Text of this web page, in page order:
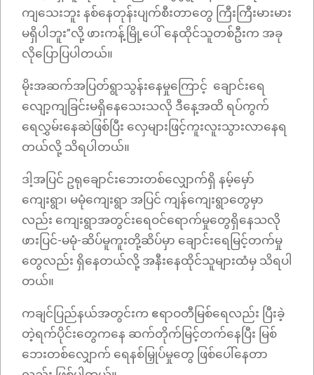
ကျသေးဘူး နစ်နေတုန်းပျက်စီးတာတွေ ကြီးကြီးမားမား
မရှိပါဘူး”လို့ ဖားကန့်မြို့ပေါ် နေထိုင်သူတစ်ဦးက အခု
လိုပြောပြပါတယ်။
မိုးအဆက်အပြတ်ရွာသွန်းနေမှုကြောင့် ချောင်းရေ
လျော့ကျခြင်းမရှိနေသေးသလို ဒီနေ့အထိ ရပ်ကွက်
ရေလွှမ်းနေဆဲဖြစ်ပြီး လှေများဖြင့်ကူးလူးသွားလာနေရ
တယ်လို့ သိရပါတယ်။
ဒါ့အပြင် ဥရုချောင်းဘေးတစ်လျှောက်ရှိ နမ့်မှော်
ကျေးရွာ၊ မမုံကျေးရွာ အပြင် ကျန်ကျေးရွာတွေမှာ
လည်း ကျေးရွာအတွင်းရေဝင်ရောက်မှုတွေရှိနေသလို
ဖားပြင်-မမုံ-ဆိပ်မူကူးတို့ဆိပ်မှာ ချောင်းရေမြင့်တက်မှု
တွေလည်း ရှိနေတယ်လို့ အနီးနေထိုင်သူများထံမှ သိရပါ
တယ်။
ကချင်ပြည်နယ်အတွင်းက ဧရာဝတီမြစ်ရေလည်း ပြီးခဲ့
တဲ့ရက်ပိုင်းတွေကနေ ဆက်တိုက်မြင့်တက်နေပြီး မြစ်
ဘေးတစ်လျှောက် ရေနစ်မြှုပ်မှုတွေ ဖြစ်ပေါ်နေတာ